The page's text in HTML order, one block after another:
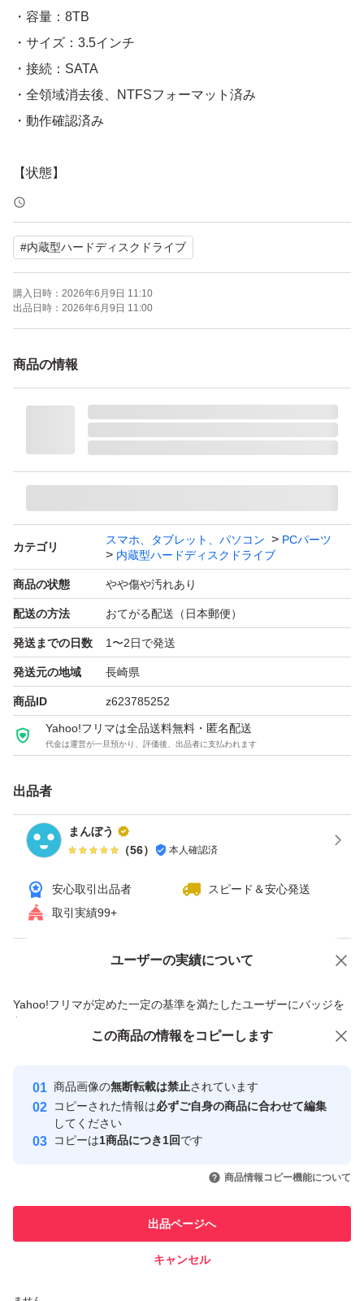
・容量：8TB
・サイズ：3.5インチ
・接続：SATA
・全領域消去後、NTFSフォーマット済み
・動作確認済み
【状態】
※発送前の最終確認時点では、
CrystalDiskInfoにて正常表示を確認しております。
詳細は掲載画像をご確認ください。
※禁煙環境下にて使用していました。
【梱包について】
静電防止袋+緩衝材（プチプチ）で保護し、箱に入れてさ
ゆうパケットプラスにてお届けする予定です。
【注意事項】
・中古HDDの特性をご理解いただける方のみご購入くだ
さい
・相性問題や環境差による動作保証はできません
・精密機器のため、商品到着後は必ず動作確認を行ってか
ら受取評価をお願いいたします
※取引の仕組み上、評価後は返品・返金等の対応ができな
くなりますのでご了承ください。
#内蔵型ハードディスクドライブ
購入日時： 2026年6月9日 11:10
出品日時： 2026年6月9日 11:00
商品の情報
カテゴリ
スマホ、タブレット、パソコン
PCパーツ
内蔵型ハードディスクドライブ
商品の状態 やや傷や汚れあり
配送の方法 おてがる配送（日本郵便）
発送までの日数 1〜2日で発送
発送元の地域 長崎県
商品ID z623785252
Yahoo!フリマは全品送料無料・匿名配送
代金は運営が一旦預かり、評価後、出品者に支払われます
出品者
まんぼう
（56） 本人確認済
安心取引出品者
スピード＆安心発送
取引実績99+
ユーザーの実績について
Yahoo!フリマが定めた一定の基準を満たしたユーザーにバッジを
付与しています
安心取引出品者
心・安全なユーザーです
取引実績
引を完了させた実績があります
での取引実績があります
価格の相談 商品への質問
この商品の情報をコピーします
商品画像の無断転載は禁止されています
コピーされた情報は必ずご自身の商品に合わせて編集
してください
コピーは1商品につき1回です
商品情報コピー機能について
出品ページへ
キャンセル
この商品をみている人にオススメ